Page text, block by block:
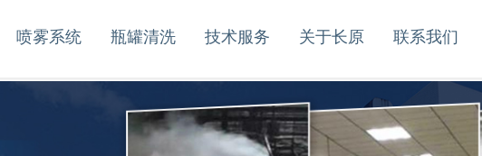
喷雾系统 瓶罐清洗 技术服务 关于长原 联系我们